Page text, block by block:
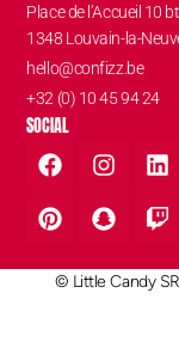
Place de l’Accueil 10
1348 Louvain-la-
hello@confizz.be
+32 (0) 10 45 94 24
SOCIAL
© Little Candy